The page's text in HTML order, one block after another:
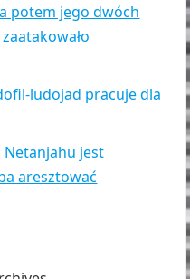
potem jego dwóch
ludojad pracuje dla
jest
aresztować